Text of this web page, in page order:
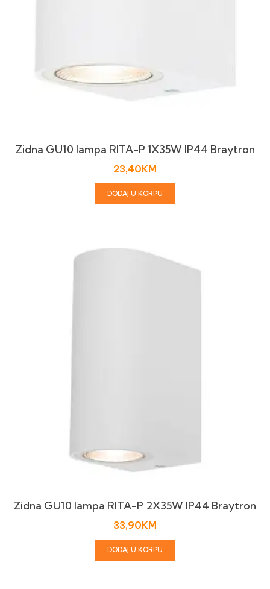
Zidna GU10 lampa RITA-P 1X35W IP44 Braytron
23,40KM
DODAJ U KORPU
Zidna GU10 lampa RITA-P 2X35W IP44 Braytron
33,90KM
DODAJ U KORPU